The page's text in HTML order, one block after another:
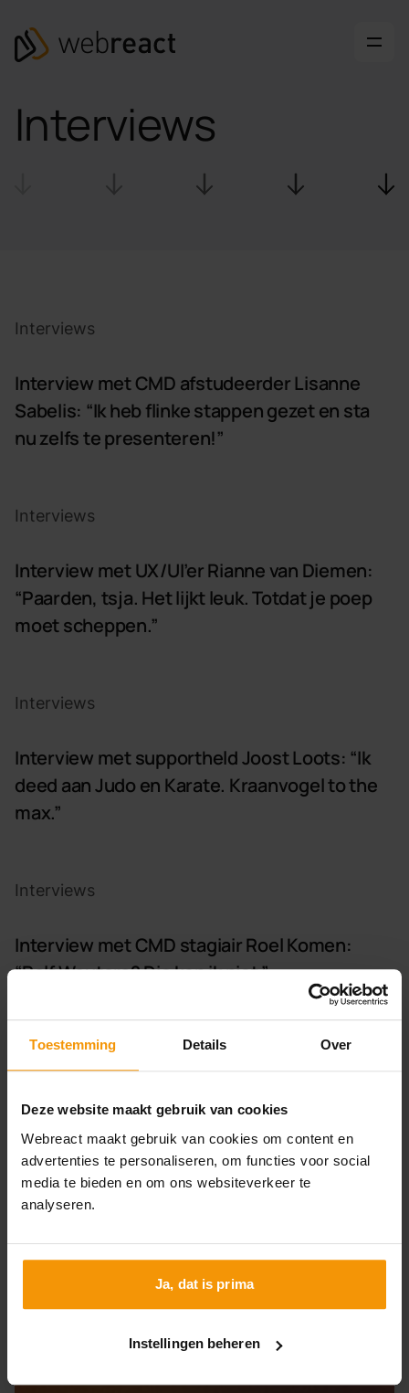
Toestemming Details Over
Deze website maakt gebruik van cookies
Webreact maakt gebruik van cookies om content en
advertenties te personaliseren, om functies voor social
media te bieden en om ons websiteverkeer te
analyseren.
Ja, dat is prima
Instellingen beheren
Webreact
Interviews
Interviews
Interview met CMD afstudeerder Lisanne
Sabelis: “Ik heb flinke stappen gezet en sta
nu zelfs te presenteren!”
Interviews
Interview met UX/UI’er Rianne van Diemen:
“Paarden, tsja. Het lijkt leuk. Totdat je poep
moet scheppen.”
Interviews
Interview met supportheld Joost Loots: “Ik
deed aan Judo en Karate. Kraanvogel to the
max.”
Interviews
Interview met CMD stagiair Roel Komen:
“Rolf Wouters? Die ken ik niet.”
Klaar voor de
het ons weten.